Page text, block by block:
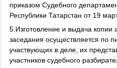
приказом Судебного
Республики Татарстан от 19
5.Изготовление и выдача копии
заседания осуществляется по
участвующих в деле, их
участников судебного